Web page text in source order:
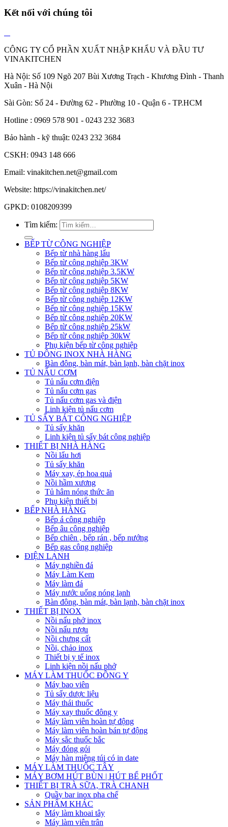
Kết nối với chúng tôi
CÔNG TY CỔ PHẦN XUẤT NHẬP KHẨU VÀ ĐẦU TƯ
VINAKITCHEN
Hà Nội: Số 109 Ngõ 207 Bùi Xương Trạch - Khương Đình - Thanh
Xuân - Hà Nội
Sài Gòn: Số 24 - Đường 62 - Phường 10 - Quận 6 - TP.HCM
Hotline : 0969 578 901 - 0243 232 3683
Bảo hành - kỹ thuật: 0243 232 3684
CSKH: 0943 148 666
Email: vinakitchen.net@gmail.com
Website: https://vinakitchen.net/
GPKD: 0108209399
Tìm kiếm:
BẾP TỪ CÔNG NGHIỆP
Bếp từ nhà hàng lẩu
Bếp từ công nghiệp 3KW
Bếp từ công nghiệp 3.5KW
Bếp từ công nghiệp 5KW
Bếp từ công nghiệp 8KW
Bếp từ công nghiệp 12KW
Bếp từ công nghiệp 15KW
Bếp từ công nghiệp 20KW
Bếp từ công nghiệp 25kW
Bếp từ công nghiệp 30kW
Phụ kiện bếp từ công nghiệp
TỦ ĐÔNG INOX NHÀ HÀNG
Bàn đông, bàn mát, bàn lạnh, bàn chặt inox
TỦ NẤU CƠM
Tủ nấu cơm điện
Tủ nấu cơm gas
Tủ nấu cơm gas và điện
Linh kiện tủ nấu cơm
TỦ SẤY BÁT CÔNG NGHIỆP
Tủ sấy khăn
Linh kiện tủ sấy bát công nghiệp
THIẾT BỊ NHÀ HÀNG
Nồi lẩu hơi
Tủ sấy khăn
Máy xay, ép hoa quả
Nồi hầm xương
Tủ hâm nóng thức ăn
Phụ kiện thiết bị
BẾP NHÀ HÀNG
Bếp á công nghiệp
Bếp âu công nghiệp
Bếp chiên , bếp rán , bếp nướng
Bếp gas công nghiệp
ĐIỆN LẠNH
Máy nghiền đá
Máy Làm Kem
Máy làm đá
Máy nước uống nóng lạnh
Bàn đông, bàn mát, bàn lạnh, bàn chặt inox
THIẾT BỊ INOX
Nồi nấu phở inox
Nồi nấu rượu
Nồi chưng cất
Nồi, chảo inox
Thiết bị y tế inox
Linh kiện nồi nấu phở
MÁY LÀM THUỐC ĐÔNG Y
Máy bao viên
Tủ sấy dược liệu
Máy thái thuốc
Máy xay thuốc đông y
Máy làm viên hoàn tự động
Máy làm viên hoàn bán tự động
Máy sắc thuốc bắc
Máy đóng gói
Máy hàn miệng túi có in date
MÁY LÀM THUỐC TÂY
MÁY BƠM HÚT BÙN | HÚT BỂ PHỐT
THIẾT BỊ TRÀ SỮA, TRÀ CHANH
Quầy bar inox pha chế
SẢN PHẨM KHÁC
Máy làm khoai tây
Máy làm viên trân